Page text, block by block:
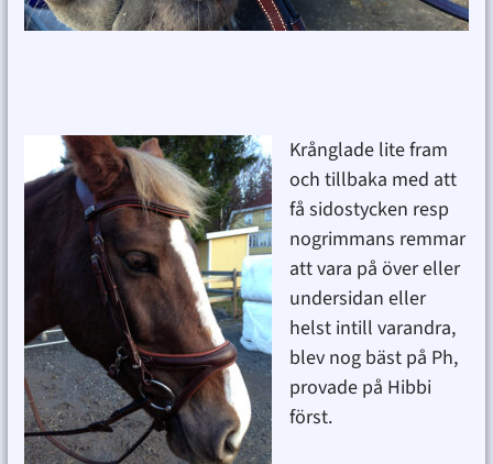
Krånglade lite fram
och tillbaka med att
få sidostycken resp
nogrimmans remmar
att vara på över eller
undersidan eller
helst intill varandra,
blev nog bäst på Ph,
provade på Hibbi
först.